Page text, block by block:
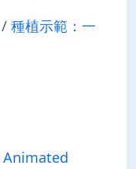
/ 種植示範：一
Animated